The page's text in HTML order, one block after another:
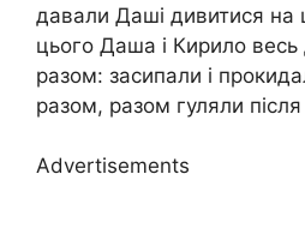
давали Даші дивитися на
цього Даша і Кирило
разом: засипали і
разом, разом гуляли
Advertisements